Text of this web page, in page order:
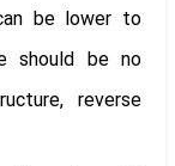
be lower to
should be no
reverse